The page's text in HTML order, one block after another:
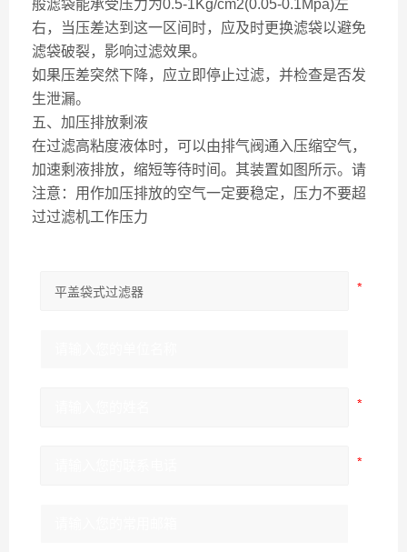
般滤袋能承受压力为0.5-1Kg/cm2(0.05-0.1Mpa)左
右，当压差达到这一区间时，应及时更换滤袋以避免
滤袋破裂，影响过滤效果。
如果压差突然下降，应立即停止过滤，并检查是否发
生泄漏。
五、加压排放剩液
在过滤高粘度液体时，可以由排气阀通入压缩空气，
加速剩液排放，缩短等待时间。其装置如图所示。请
注意：用作加压排放的空气一定要稳定，压力不要超
过过滤机工作压力